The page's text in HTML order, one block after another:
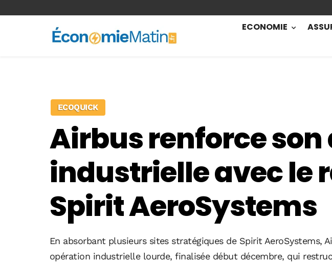
ECONOMIE
ECOQUICK
Airbus renforce
industrielle avec le
Spirit AeroSystems
En absorbant plusieurs sites stratégiques de Spirit AeroSystems,
opération industrielle lourde, finalisée début décembre, qui